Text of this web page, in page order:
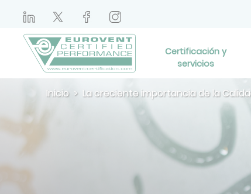
Certificación y
servicios
Inicio La creciente importancia de la